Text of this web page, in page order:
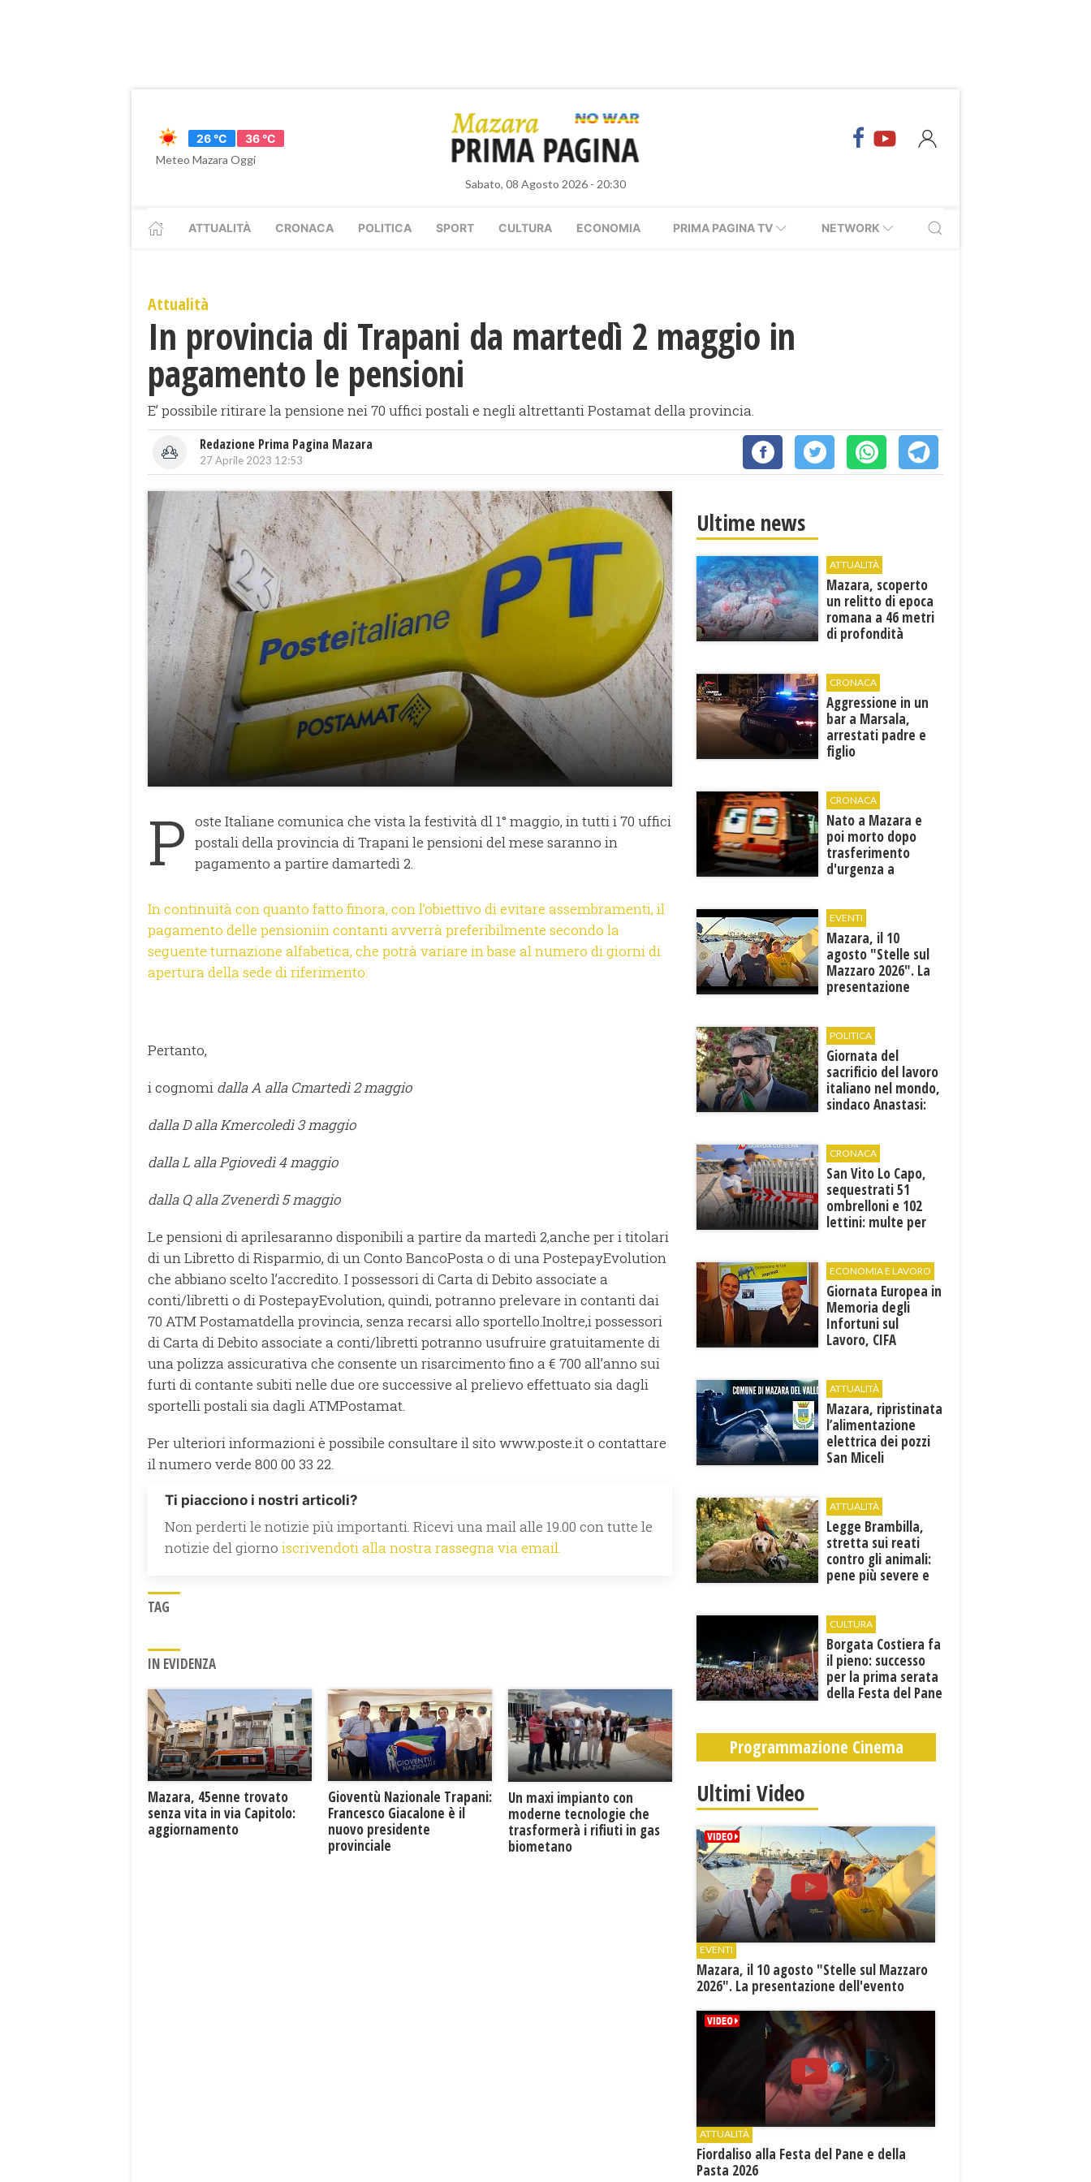
26 °C
36 °C
Meteo Mazara Oggi
Sabato, 08 Agosto 2026 - 20:30
ATTUALITÀ CRONACA POLITICA SPORT CULTURA ECONOMIA PRIMA PAGINA TV NETWORK
Attualità
In provincia di Trapani da martedì 2 maggio in
pagamento le pensioni
E’ possibile ritirare la pensione nei 70 uffici postali e negli altrettanti Postamat della provincia.
Redazione Prima Pagina Mazara
27 Aprile 2023 12:53
P oste Italiane comunica che vista la festività dl 1° maggio, in tutti i 70 uffici
postali della provincia di Trapani le pensioni del mese saranno in
pagamento a partire damartedì 2.
In continuità con quanto fatto finora, con l’obiettivo di evitare assembramenti, il
pagamento delle pensioniin contanti avverrà preferibilmente secondo la
seguente turnazione alfabetica, che potrà variare in base al numero di giorni di
apertura della sede di riferimento:
Pertanto,
i cognomi dalla A alla Cmartedì 2 maggio
dalla D alla Kmercoledì 3 maggio
dalla L alla Pgiovedì 4 maggio
dalla Q alla Zvenerdì 5 maggio
Le pensioni di aprilesaranno disponibili a partire da martedì 2,anche per i titolari
di un Libretto di Risparmio, di un Conto BancoPosta o di una PostepayEvolution
che abbiano scelto l’accredito. I possessori di Carta di Debito associate a
conti/libretti o di PostepayEvolution, quindi, potranno prelevare in contanti dai
70 ATM Postamatdella provincia, senza recarsi allo sportello.Inoltre,i possessori
di Carta di Debito associate a conti/libretti potranno usufruire gratuitamente di
una polizza assicurativa che consente un risarcimento fino a € 700 all’anno sui
furti di contante subiti nelle due ore successive al prelievo effettuato sia dagli
sportelli postali sia dagli ATMPostamat.
Per ulteriori informazioni è possibile consultare il sito www.poste.it o contattare
il numero verde 800 00 33 22.
Ti piacciono i nostri articoli?
Non perderti le notizie più importanti. Ricevi una mail alle 19.00 con tutte le
notizie del giorno iscrivendoti alla nostra rassegna via email.
TAG
IN EVIDENZA
Mazara, 45enne trovato
senza vita in via Capitolo:
aggiornamento
Gioventù Nazionale Trapani:
Francesco Giacalone è il
nuovo presidente
provinciale
Un maxi impianto con
moderne tecnologie che
trasformerà i rifiuti in gas
biometano
Ultime news
ATTUALITÀ
Mazara, scoperto
un relitto di epoca
romana a 46 metri
di profondità
CRONACA
Aggressione in un
bar a Marsala,
arrestati padre e
figlio
CRONACA
Nato a Mazara e
poi morto dopo
trasferimento
d'urgenza a
EVENTI
Mazara, il 10
agosto "Stelle sul
Mazzaro 2026". La
presentazione
POLITICA
Giornata del
sacrificio del lavoro
italiano nel mondo,
sindaco Anastasi:
presente”
CRONACA
San Vito Lo Capo,
sequestrati 51
ombrelloni e 102
lettini: multe per
ECONOMIA E LAVORO
Giornata Europea in
Memoria degli
Infortuni sul
Lavoro, CIFA
tradursi in
prevenzione”
ATTUALITÀ
Mazara, ripristinata
l’alimentazione
elettrica dei pozzi
San Miceli
ATTUALITÀ
Legge Brambilla,
stretta sui reati
contro gli animali:
pene più severe e
CULTURA
​Borgata Costiera fa
il pieno: successo
per la prima serata
della Festa del Pane
Programmazione Cinema
Ultimi Video
EVENTI
Mazara, il 10 agosto "Stelle sul Mazzaro
2026". La presentazione dell'evento
ATTUALITÀ
Fiordaliso alla Festa del Pane e della
Pasta 2026